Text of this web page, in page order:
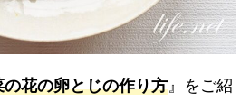
の花の卵とじの作り方 』をご紹